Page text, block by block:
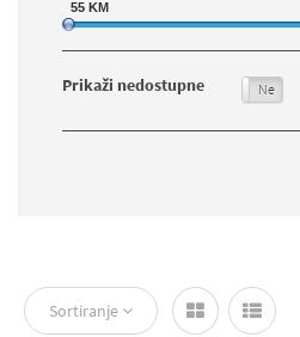
55 KM
Prikaži nedostupne Ne
Sortiranje